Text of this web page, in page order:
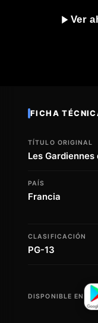
la relación
mar
nuestro
Ver
FICHA
TÍTULO ORIGINAL
Les
PAÍS
Francia
CLASIFICACIÓN
PG-13
DISPONIBLE EN